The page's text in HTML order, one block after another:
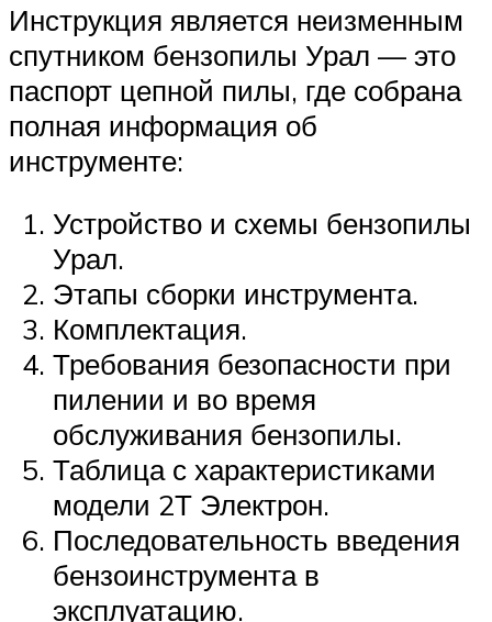
Инструкция является неизменным
спутником бензопилы Урал — это
паспорт цепной пилы, где собрана
полная информация об
инструменте:
Устройство и схемы бензопилы
Урал.
Этапы сборки инструмента.
Комплектация.
Требования безопасности при
пилении и во время
обслуживания бензопилы.
Таблица с характеристиками
модели 2Т Электрон.
Последовательность введения
бензоинструмента в
эксплуатацию.